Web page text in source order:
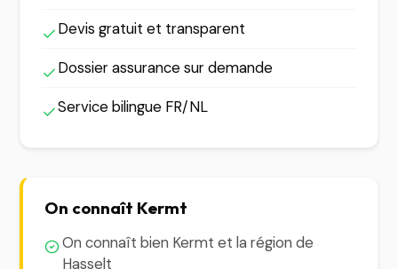
Devis gratuit et transparent
Dossier assurance sur demande
Service bilingue FR/NL
On connaît Kermt
On connaît bien Kermt et la région de
Hasselt